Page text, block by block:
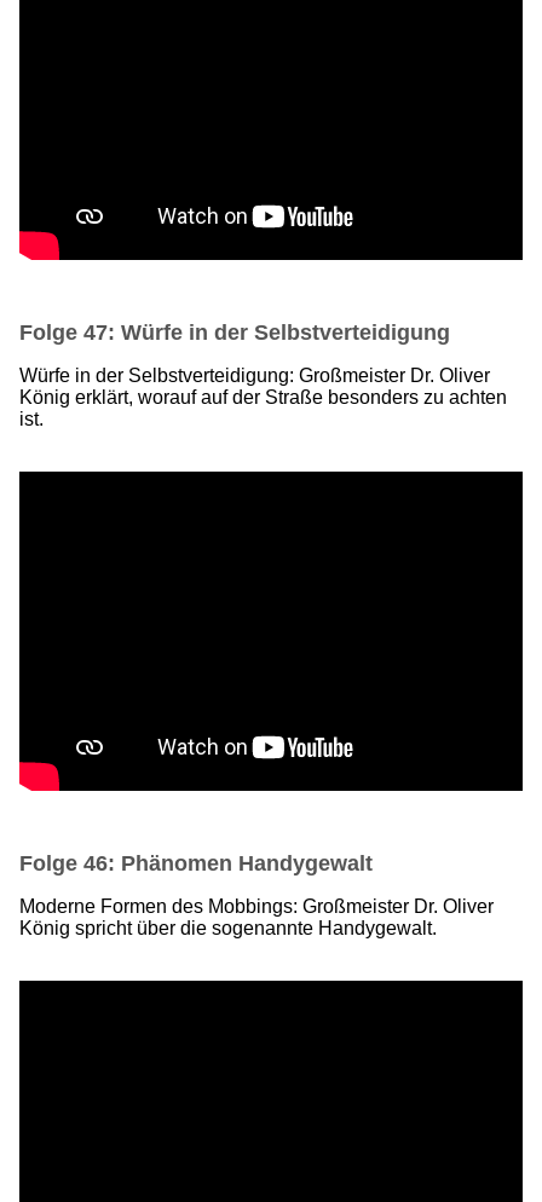
Folge 47: Würfe in der Selbstverteidigung
Würfe in der Selbstverteidigung: Großmeister Dr. Oliver
König erklärt, worauf auf der Straße besonders zu achten
ist.
Folge 46: Phänomen Handygewalt
Moderne Formen des Mobbings: Großmeister Dr. Oliver
König spricht über die sogenannte Handygewalt.